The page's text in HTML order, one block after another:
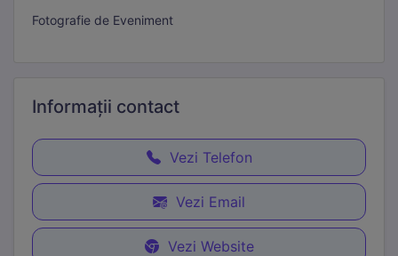
Fotografie de Eveniment
Informații contact
Vezi Telefon
Vezi Email
Vezi Website